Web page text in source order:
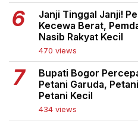
Janji Tinggal Janji!
Kecewa Berat,
Nasib Rakyat Kecil
470 views
Bupati Bogor
Petani Garuda,
Petani Kecil
434 views